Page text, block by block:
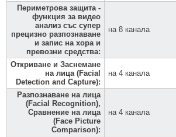
Периметрова защита -
функция за видео
анализ със супер
прецизно разпознаване
и запис на хора и
превозни средства:
на 8 канала
Откриване и Заснемане
на лица (Facial
Detection and Capture):
на 4 канала
Разпознаване на лица
(Facial Recognition),
Сравнение на лица
(Face Picture
Comparison):
на 4 канала